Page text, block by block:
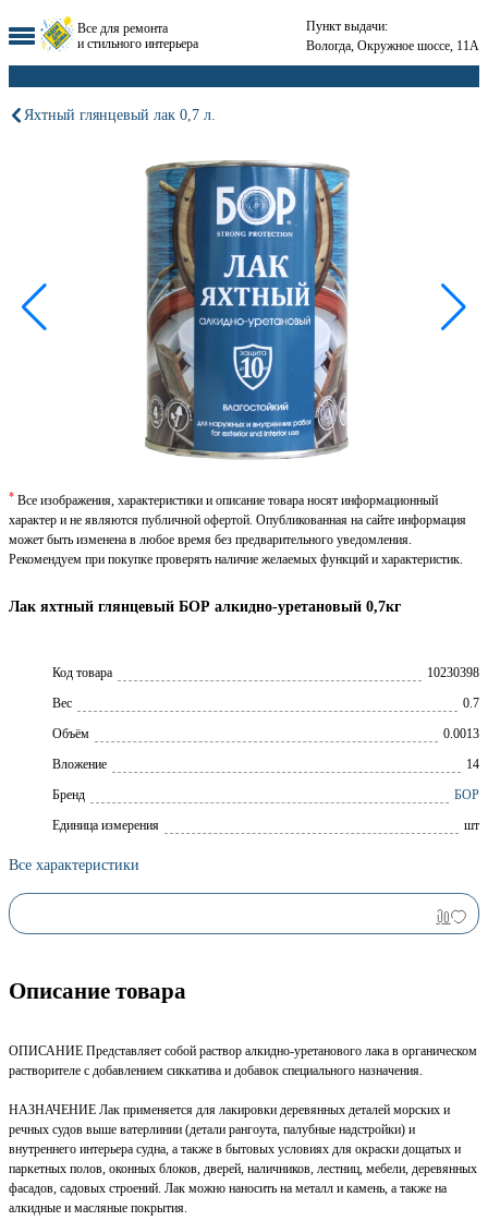
Все для ремонта
и стильного интерьера
Пункт выдачи:
Вологда, Окружное шоссе, 11А
Яхтный глянцевый лак 0,7 л.
Лак яхтный глянцевый БОР алкидно-уретановый 0,7кг
Код товара
10230398
Вес
0.7
Объём
0.0013
Вложение
14
Брeнд
БОР
Единица измерения
шт
Все характеристики
* Все изображения, характеристики и описание товара носят информационный
характер и не являются публичной офертой. Опубликованная на сайте информация
может быть изменена в любое время без предварительного уведомления.
Рекомендуем при покупке проверять наличие желаемых функций и характеристик.
Описание товара
ОПИСАНИЕ Представляет собой раствор алкидно-уретанового лака в органическом
растворителе с добавлением сиккатива и добавок специального назначения.
НАЗНАЧЕНИЕ Лак применяется для лакировки деревянных деталей морских и
речных судов выше ватерлинии (детали рангоута, палубные надстройки) и
внутреннего интерьера судна, а также в бытовых условиях для окраски дощатых и
паркетных полов, оконных блоков, дверей, наличников, лестниц, мебели, деревянных
фасадов, садовых строений. Лак можно наносить на металл и камень, а также на
алкидные и масляные покрытия.